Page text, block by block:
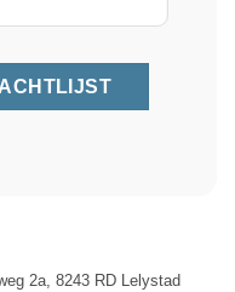
2a, 8243 RD Lelystad